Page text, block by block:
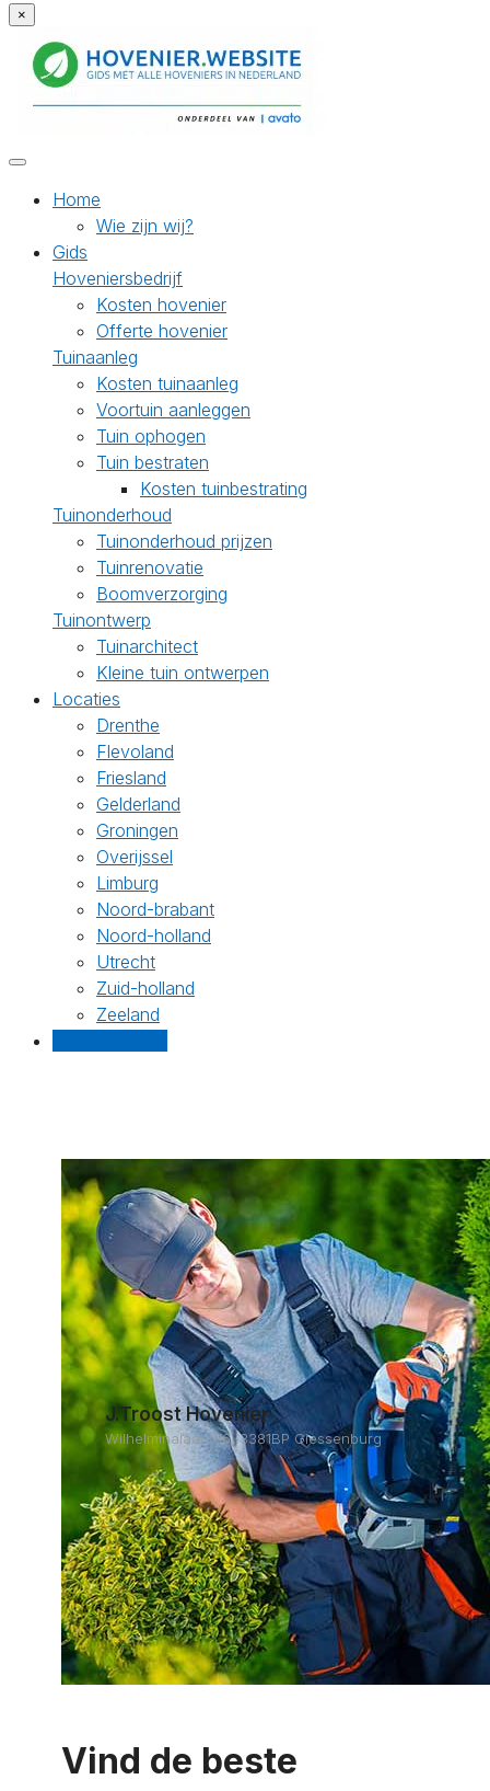
×
Home
Wie zijn wij?
Gids
Hoveniersbedrijf
Kosten hovenier
Offerte hovenier
Tuinaanleg
Kosten tuinaanleg
Voortuin aanleggen
Tuin ophogen
Tuin bestraten
Kosten tuinbestrating
Tuinonderhoud
Tuinonderhoud prijzen
Tuinrenovatie
Boomverzorging
Tuinontwerp
Tuinarchitect
Kleine tuin ontwerpen
Locaties
Drenthe
Flevoland
Friesland
Gelderland
Groningen
Overijssel
Limburg
Noord-brabant
Noord-holland
Utrecht
Zuid-holland
Zeeland
J.Troost Hovenier
Wilhelminalaan 36, 3381BP Giessenburg
Vind de beste